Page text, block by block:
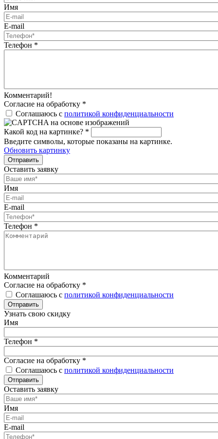
Имя
E-mail
Телефон *
Комментарий!
Согласие на обработку *
Соглашаюсь с политикой конфиденциальности
Какой код на картинке? *
Введите символы, которые показаны на картинке.
Обновить картинку
Отправить
Оставить заявку
Имя
E-mail
Телефон *
Комментарий
Согласие на обработку *
Соглашаюсь с политикой конфиденциальности
Отправить
Узнать свою скидку
Имя
Телефон *
Согласие на обработку *
Соглашаюсь с политикой конфиденциальности
Отправить
Оставить заявку
Имя
E-mail